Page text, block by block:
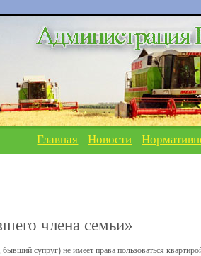
Главная Новости
члена семьи»
супруг) не имеет права пользоваться